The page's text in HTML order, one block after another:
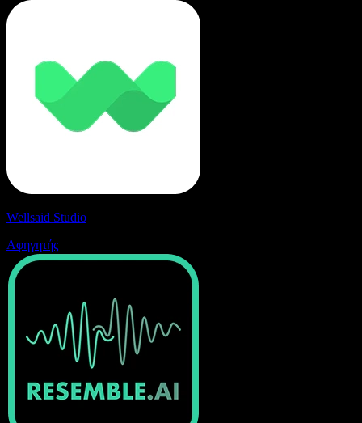
Wellsaid Studio
Αφηγητής